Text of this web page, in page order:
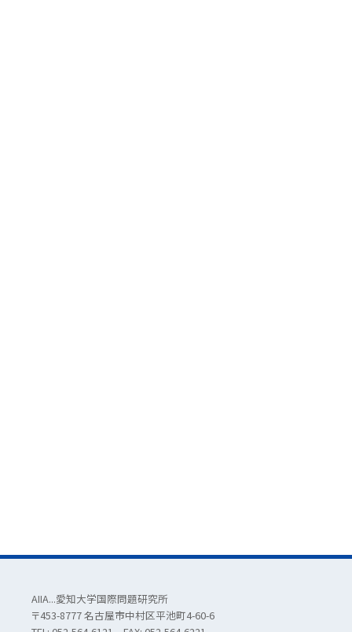
AIIA...愛知大学国際問題研究所
〒453-8777 名古屋市中村区平池町4-60-6